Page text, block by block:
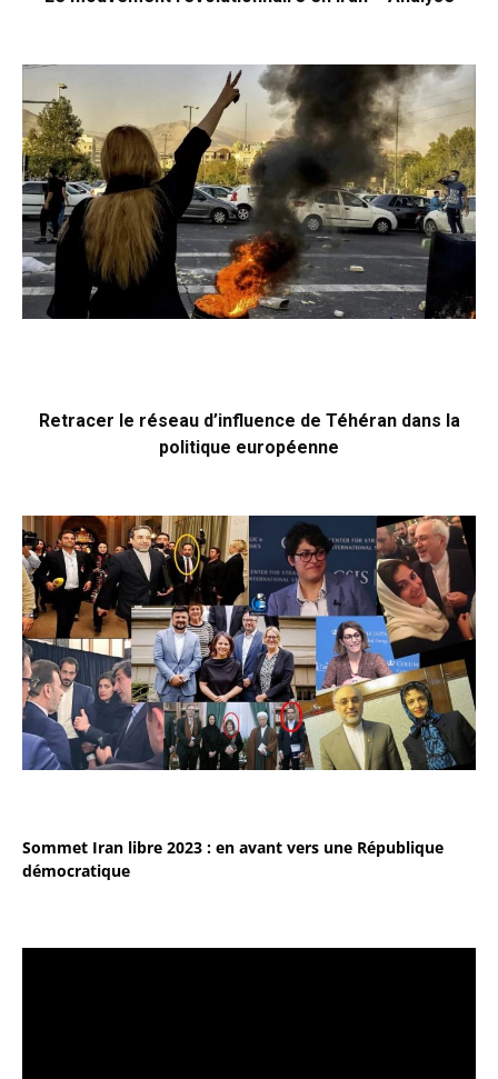
Retracer le réseau d’influence de Téhéran dans la
politique européenne
Sommet Iran libre 2023 : en avant vers une République
démocratique